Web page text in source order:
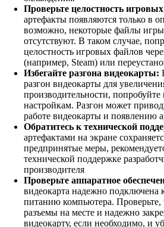
Проверьте целостность
артефакты появляются только в
возможно, некоторые файлы
отсутствуют. В таком случае,
целостность игровых файлов
(например, Steam) или
Избегайте разгона видеокарты:
разгон видеокарты для
производительности,
настройкам. Разгон может
работе видеокарты и появлению
Обратитесь к технической
артефактами на экране
предпринятые меры,
технической поддержке
производителя
Проверьте аппаратное
видеокарта надежно подключена
питанию компьютера. Проверьте,
разъемы на месте и надежно
видеокарту, если необходимо, и